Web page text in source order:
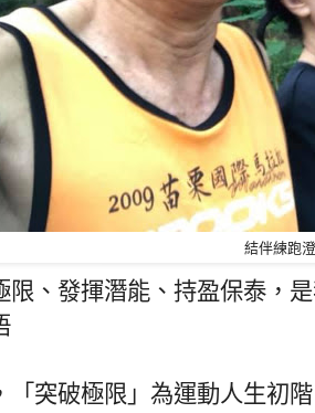
結伴練跑
限、發揮潛能、持盈保泰，
「突破極限」為運動人生初